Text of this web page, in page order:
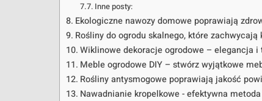
Inne posty:
Ekologiczne nawozy domowe poprawiają
Rośliny do ogrodu skalnego, które zachwycają
Wiklinowe dekoracje ogrodowe – elegancja i
Meble ogrodowe DIY – stwórz wyjątkowe
Rośliny antysmogowe poprawiają jakość
Nawadnianie kropelkowe - efektywna